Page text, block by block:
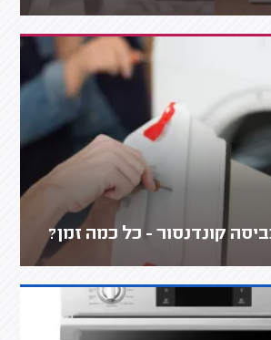
קונדנסור - כל כמה זמן?